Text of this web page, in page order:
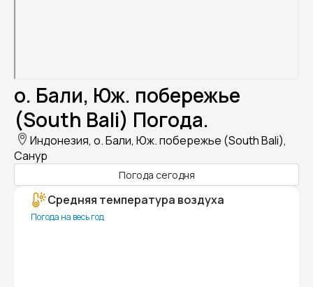
о. Бали, Юж. побережье
(South Bali) Погода.
Индонезия, о. Бали, Юж. побережье (South Bali),
Санур
Погода сегодня
Средняя температура воздуха
Погода на весь год